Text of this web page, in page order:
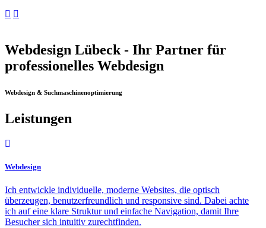
Webdesign Lübeck - Ihr Partner für
professionelles Webdesign
Webdesign & Suchmaschinenoptimierung
Leistungen
Webdesign
Ich entwickle individuelle, moderne Websites, die optisch
überzeugen, benutzerfreundlich und responsive sind. Dabei achte
ich auf eine klare Struktur und einfache Navigation, damit Ihre
Besucher sich intuitiv zurechtfinden.